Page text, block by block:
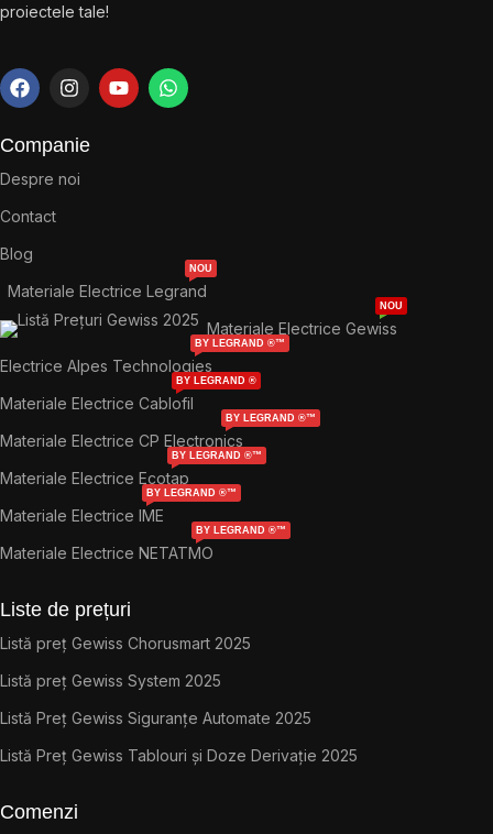
proiectele tale!
Companie
Despre noi
Contact
Blog
Materiale Electrice Legrand
NOU
Materiale Electrice Gewiss
NOU
Electrice Alpes Technologies
BY LEGRAND ®™
Materiale Electrice Cablofil
BY LEGRAND ®
Materiale Electrice CP Electronics
BY LEGRAND ®™
Materiale Electrice Ecotap
BY LEGRAND ®™
Materiale Electrice IME
BY LEGRAND ®™
Materiale Electrice NETATMO
BY LEGRAND ®™
Liste de prețuri
Listă preț Gewiss Chorusmart 2025
Listă preț Gewiss System 2025
Listă Preț Gewiss Siguranțe Automate 2025
Listă Preț Gewiss Tablouri și Doze Derivație 2025
Comenzi